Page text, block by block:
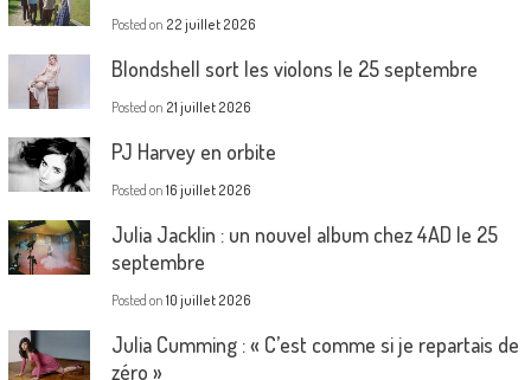
Posted on 22 juillet 2026
Blondshell sort les violons le 25 septembre
Posted on 21 juillet 2026
PJ Harvey en orbite
Posted on 16 juillet 2026
Julia Jacklin : un nouvel album chez 4AD le 25
septembre
Posted on 10 juillet 2026
Julia Cumming : « C’est comme si je repartais de
zéro »